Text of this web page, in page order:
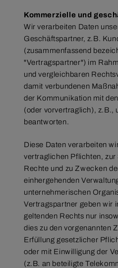
Kommerzielle und
Wir verarbeiten Daten
Geschäftspartner, z.B.
(zusammenfassend
"Vertragspartner") im
und vergleichbaren
damit verbundenen
der Kommunikation mit
(oder vorvertraglich), z.B.,
beantworten.
Diese Daten verarbeiten
vertraglichen Pflichten,
Rechte und zu Zwecken
einhergehenden
unternehmerischen
Vertragspartner geben wir
geltenden Rechts nur
dies zu den vorgenannten
Erfüllung gesetzlicher
oder mit Einwilligung der
(z.B. an beteiligte